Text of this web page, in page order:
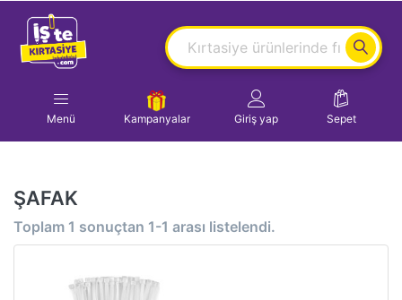
Menü Kampanyalar Giriş yap Sepet
ŞAFAK
Toplam 1 sonuçtan 1-1 arası listelendi.